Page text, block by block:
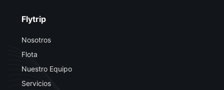
Flytrip
Nosotros
Flota
Nuestro Equipo
Servicios